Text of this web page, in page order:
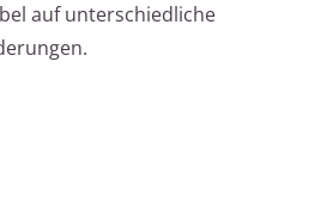
auf unterschiedliche